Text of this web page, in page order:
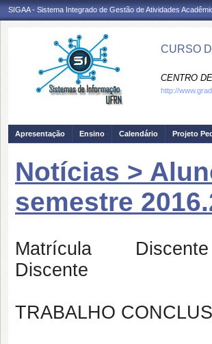
SIGAA - Sistema Integrado de Gestão de Atividades
CURSO
CENTRO
http://
Apresentação Ensino Calendário Projeto
Notícias >
semestre
Discente
TRABALHO